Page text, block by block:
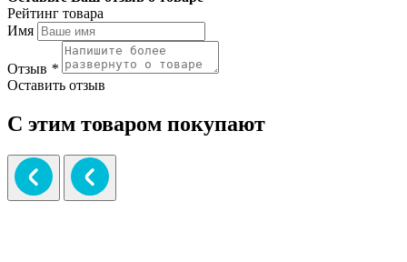
Рейтинг товара
Имя
Отзыв *
Оставить отзыв
С этим товаром покупают